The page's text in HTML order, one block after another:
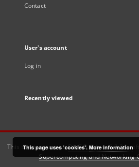
Contact
User's account
Log in
Recently viewed
This service runs onDInGO dLibra 6.3.21
Supercomputing and Networking
This page uses 'cookies'. More information